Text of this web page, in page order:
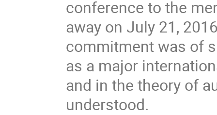
conference to the
away on July 21,
commitment was of
as a major
and in the theory of
understood.